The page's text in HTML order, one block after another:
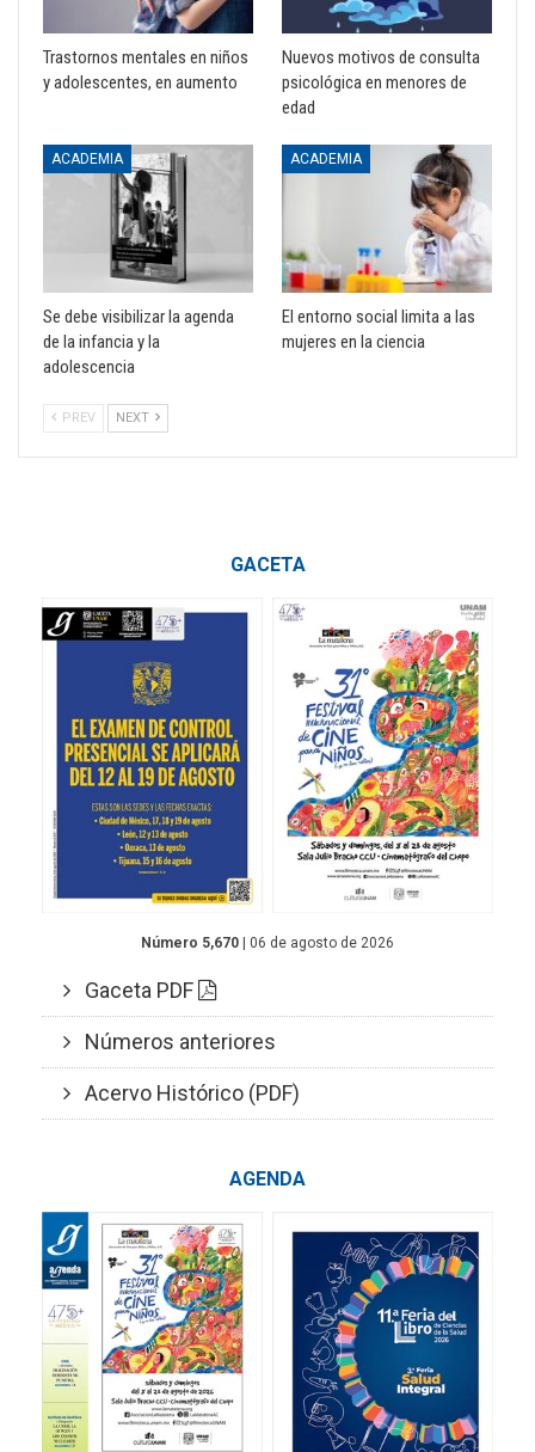
Trastornos mentales en niños
y adolescentes, en aumento
Nuevos motivos de consulta
psicológica en menores de
edad
ACADEMIA
Se debe visibilizar la agenda
de la infancia y la
adolescencia
ACADEMIA
El entorno social limita a las
mujeres en la ciencia
PREV NEXT
GACETA
Número 5,670 | 06 de agosto de 2026
Gaceta PDF
Números anteriores
Acervo Histórico (PDF)
AGENDA